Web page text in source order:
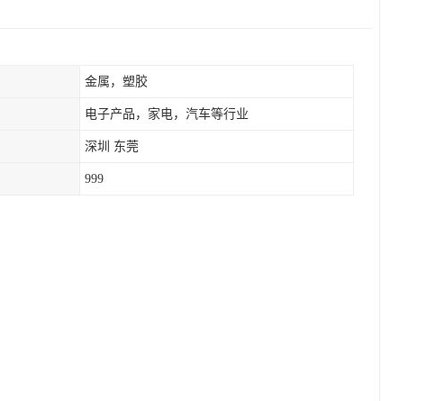
金属，塑胶
电子产品，家电，汽车等行业
深圳 东莞
999